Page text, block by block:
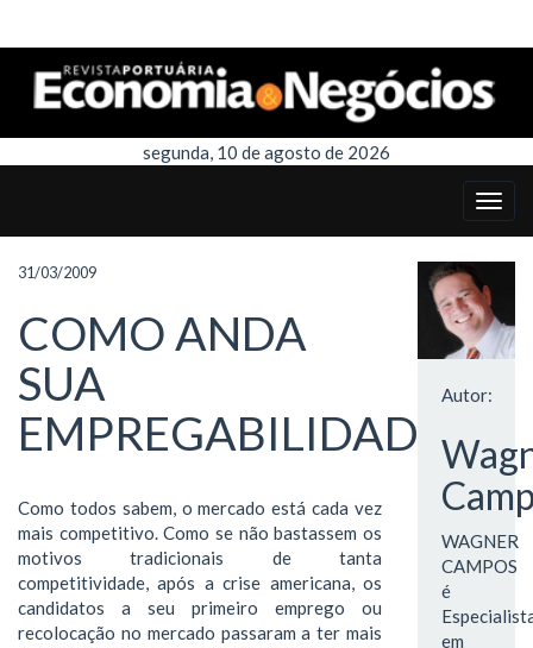
segunda, 10 de agosto de 2026
31/03/2009
COMO ANDA
SUA
EMPREGABILIDADE?
Como todos sabem, o mercado está cada vez
mais competitivo. Como se não bastassem os
motivos tradicionais de tanta
competitividade, após a crise americana, os
candidatos a seu primeiro emprego ou
recolocação no mercado passaram a ter mais
Autor:
WAGNER
CAMPOS
é
em